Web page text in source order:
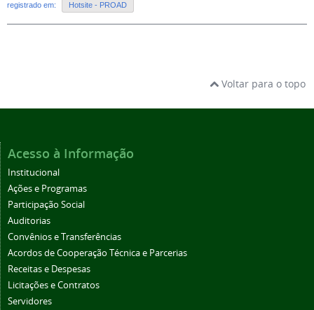
registrado em: Hotsite - PROAD
Voltar para o topo
Acesso à Informação
Institucional
Ações e Programas
Participação Social
Auditorias
Convênios e Transferências
Acordos de Cooperação Técnica e Parcerias
Receitas e Despesas
Licitações e Contratos
Servidores